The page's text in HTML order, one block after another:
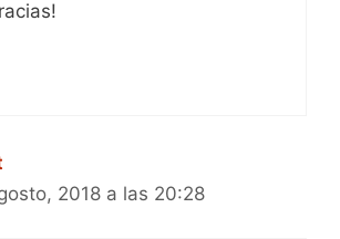
2018 a las 20:28